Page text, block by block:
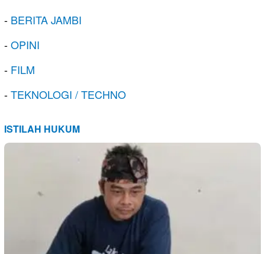
- BERITA JAMBI
-OPINI
- FILM
-TEKNOLOGI / TECHNO
ISTILAH HUKUM